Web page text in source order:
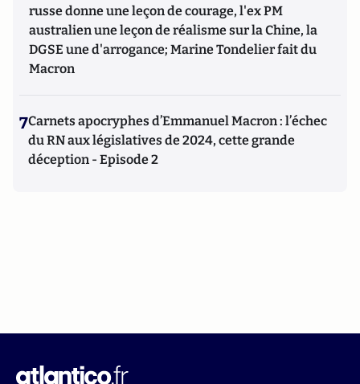
russe donne une leçon de courage, l'ex PM
australien une leçon de réalisme sur la Chine, la
DGSE une d'arrogance; Marine Tondelier fait du
Macron
7Carnets apocryphes d’Emmanuel Macron : l’échec
du RN aux législatives de 2024, cette grande
déception - Episode 2